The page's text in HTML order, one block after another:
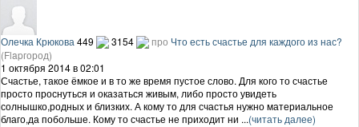
Олечка Крюкова 449 3154 про Что есть счастье для каждого из нас?
(Flapгород)
1 октября 2014 в 02:01
Счастье, такое ёмкое и в то же время пустое слово. Для кого то счастье
просто проснуться и оказаться живым, либо просто увидеть
солнышко,родных и близких. А кому то для счастья нужно материальное
благо,да побольше. Кому то счастье не приходит ни ...(читать далее)